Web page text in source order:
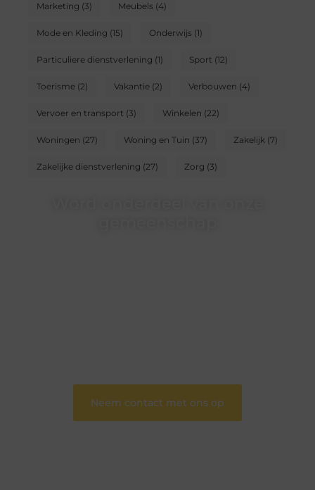
Marketing (3) Meubels(4)
Mode en Kleding (15) Onderwijs(1)
Particuliere dienstverlening (1) Sport (12)
Toerisme(2) Vakantie(2) Verbouwen (4)
Vervoer en transport (3) Winkelen (22)
Woningen (27) Woning en Tuin (37) Zakelijk(7)
Zakelijke dienstverlening (27) Zorg (3)
Neem contact met ons op